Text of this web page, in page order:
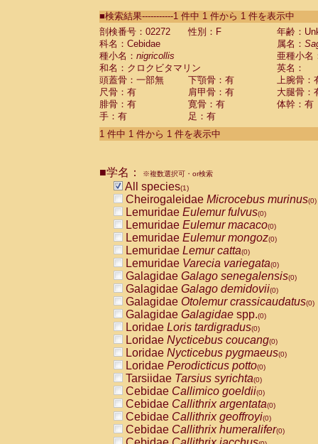
CebidaeSaguinus labiatus(0)
Cebidae Saguinus leucopus (0)
Cebidae
CebidaeSaguinus mystax
CebidaeSaguinus nigricollis (1)
Cebidae Saguinus oedipus
Cebidae Saguinus weddelli
Cebidae Saguinusspp.
Cebidae Aotus trivirgatus
Cebidae Cebus albifrons
CebidaeCebus nigrivittatus
CebidaeCebus
CebidaeSaimiri boliviensis(0)
CebidaeSaimiri sciureus(0)
AtelidaeAlouatta caraya(0)
AtelidaeAlouatta fusca(0)
AtelidaeAlouatta seniculus
AtelidaeAlouattaspp.(0)
AtelidaeAteles belzebuth(0)
AtelidaeAteles geoffroyi(0)
AtelidaeAteles paniscus(0)
AtelidaeAtelesspp.(0)
Atelidae Lagothrix lagothricha
AtelidaeLagothrix lagothricha cana
PitheciidaeCacajao calvus
PitheciidaeCallicebus cupreus
PitheciidaeCallicebus donacophilus
PitheciidaeCallicebus moloch
PitheciidaeCallicebus torquatus
PitheciidaeCallicebusspp.(0)
PitheciidaeChiropotes satanas(0)
PitheciidaePithecia monachus
■検索結果-----------1 件中 1 件から 1 件を表示中
剖検番号：02272
性別：F
年齢：
科名：Cebidae
属名：
種小名： nigricollis
亜種小名
和名：クロクビタマリン
英名：
頭蓋骨：一部無
下顎骨：有
上腕骨：
尺骨：有
肩甲骨：有
大腿骨：
腓骨：有
寛骨：有
体幹：有
手：有
足：有
1 件中 1 件から 1 件を表示中
■学名： ※複数選択可・or検索
All species(1)
Cheirogaleidae Microcebus murinus(0)
Lemuridae Eulemur fulvus(0)
Lemuridae Eulemur macaco(0)
Lemuridae Eulemur mongoz(0)
Lemuridae Lemur catta(0)
Lemuridae Varecia variegata(0)
Galagidae Galago senegalensis(0)
Galagidae Galago demidovii(0)
Galagidae Otolemur crassicaudatus(0)
Galagidae Galagidae spp.(0)
Loridae Loris tardigradus(0)
Loridae Nycticebus coucang(0)
Loridae Nycticebus pygmaeus(0)
Loridae Perodicticus potto(0)
Tarsiidae Tarsius syrichta(0)
Cebidae Callimico goeldii(0)
Cebidae Callithrix argentata(0)
Cebidae Callithrix geoffroyi(0)
Cebidae Callithrix humeralifer(0)